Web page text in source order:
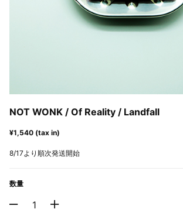
NOT WONK / Of Reality / Landfall
¥1,540 (tax in)
8/17より順次発送開始
数量